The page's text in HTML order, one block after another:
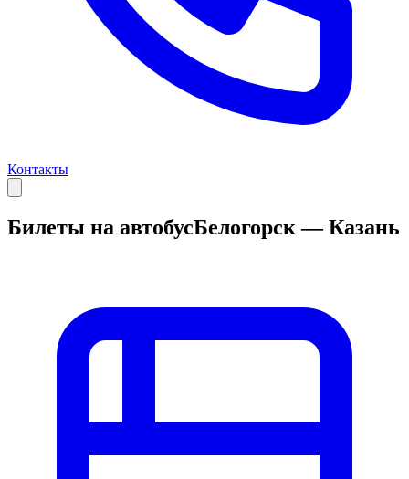
Контакты
Билеты на автобусБелогорск — Казань